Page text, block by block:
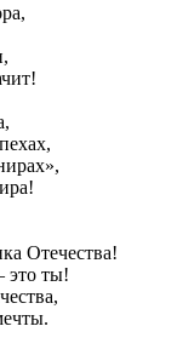
Отечества!
это ты!